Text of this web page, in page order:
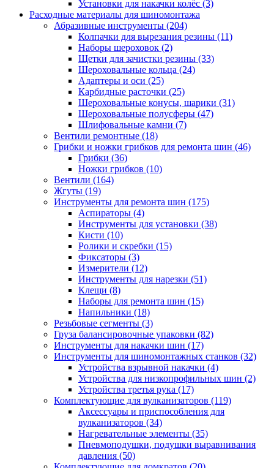
Установки для накачки колёс (3)
Расходные материалы для шиномонтажа
Абразивные инструменты (204)
Колпачки для вырезания резины (11)
Наборы шероховок (2)
Щетки для зачистки резины (33)
Шероховальные кольца (24)
Адаптеры и оси (25)
Карбидные расточки (25)
Шероховальные конусы, шарики (31)
Шероховальные полусферы (47)
Шлифовальные камни (7)
Вентили ремонтные (18)
Грибки и ножки грибков для ремонта шин (46)
Грибки (36)
Ножки грибков (10)
Вентили (164)
Жгуты (19)
Инструменты для ремонта шин (175)
Аспираторы (4)
Инструменты для установки (38)
Кисти (10)
Ролики и скребки (15)
Фиксаторы (3)
Измерители (12)
Инструменты для нарезки (51)
Клещи (8)
Наборы для ремонта шин (15)
Напильники (18)
Резьбовые сегменты (3)
Груза балансировочные упаковки (82)
Инструменты для накачки шин (17)
Инструменты для шиномонтажных станков (32)
Устройства взрывной накачки (4)
Устройства для низкопрофильных шин (2)
Устройства третья рука (17)
Комплектующие для вулканизаторов (119)
Аксессуары и приспособления для
вулканизаторов (34)
Нагревательные элементы (35)
Пневмоподушки, подушки выравнивания
давления (50)